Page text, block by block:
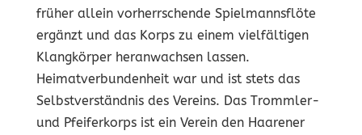
früher allein vorherrschende Spielmannsflöte
ergänzt und das Korps zu einem vielfältigen
Klangkörper heranwachsen lassen.
Heimatverbundenheit war und ist stets das
Selbstverständnis des Vereins. Das Trommler-
und Pfeiferkorps ist ein Verein den Haarener